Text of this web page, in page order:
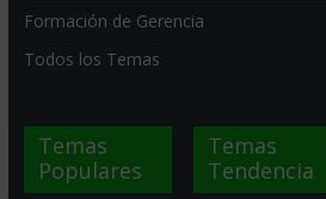
Formación de Gerencia
Todos los Temas
Temas
Populares
Temas
Tendencia